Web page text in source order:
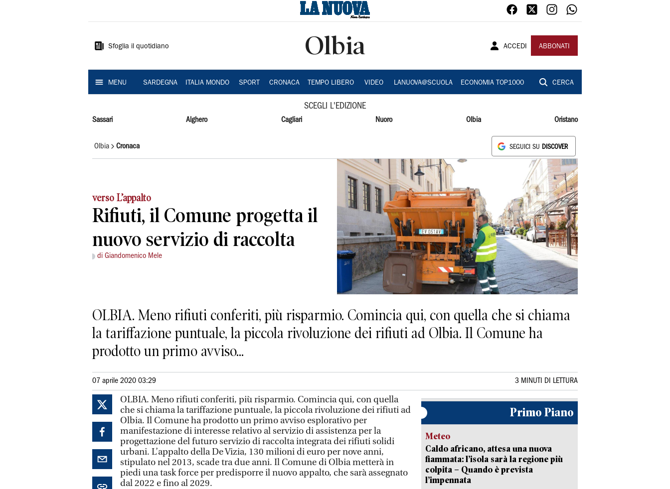
Sardegna
Sfoglia il quotidiano Olbia ACCEDI ABBONATI
MENU SARDEGNA ITALIA MONDO SPORT CRONACA TEMPO LIBERO VIDEO LANUOVA@SCUOLA ECONOMIA TOP1000 CERCA
SCEGLI L'EDIZIONE
Sassari Alghero Cagliari Nuoro Olbia Oristano
Olbia Cronaca SEGUICI SU DISCOVER
verso L’appalto
Rifiuti, il Comune progetta il
nuovo servizio di raccolta
di Giandomenico Mele
OLBIA. Meno rifiuti conferiti, più risparmio. Comincia qui, con quella che si chiama
la tariffazione puntuale, la piccola rivoluzione dei rifiuti ad Olbia. Il Comune ha
prodotto un primo avviso...
07 aprile 2020 03:29 3 MINUTI DI LETTURA
OLBIA. Meno rifiuti conferiti, più risparmio. Comincia qui, con quella
che si chiama la tariffazione puntuale, la piccola rivoluzione dei rifiuti ad
Olbia. Il Comune ha prodotto un primo avviso esplorativo per
manifestazione di interesse relativo al servizio di assistenza per la
progettazione del futuro servizio di raccolta integrata dei rifiuti solidi
urbani. L’appalto della De Vizia, 130 milioni di euro per nove anni,
stipulato nel 2013, scade tra due anni. Il Comune di Olbia metterà in
piedi una task force per predisporre il nuovo appalto, che sarà assegnato
dal 2022 e fino al 2029.
Primo Piano
Meteo
Caldo africano, attesa una nuova
fiammata: l’isola sarà la regione più
colpita – Quando è prevista
l’impennata